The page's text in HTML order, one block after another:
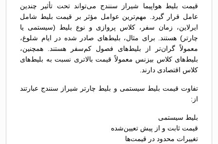
قیمت بلیط هواپیما شیراز سنندج می‌تواند تحت تأثیر چندین
عامل قرار گیرد. مهم‌ترین عوامل مؤثر بر قیمت بلیط شامل
ایرلاین، زمان سفر، کلاس پروازی و نوع بلیط (سیستمی یا
چارتر) هستند. برای مثال، بلیط‌های صادر شده در ایام شلوغ،
معمولاً گران‌تر از بلیط‌های فصول کم‌سفر هستند. همچنین،
بلیط‌های کلاس بیزنس معمولاً قیمت بالاتری نسبت به بلیط‌های
کلاس اقتصادی دارند.
تفاوت قیمت بلیط سیستمی و بلیط چارتر شیراز سنندج عبارتند
از:
بلیط سیستمی
قیمت ثابت و از پیش تعیین‌شده
تغییرات محدود در قیمت‌ها